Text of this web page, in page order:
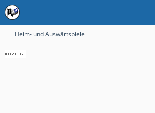
Heim- und Auswärtspiele